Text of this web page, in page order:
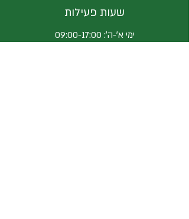
שעות פעילות
ימי א׳-ה׳: 09:00-17:00